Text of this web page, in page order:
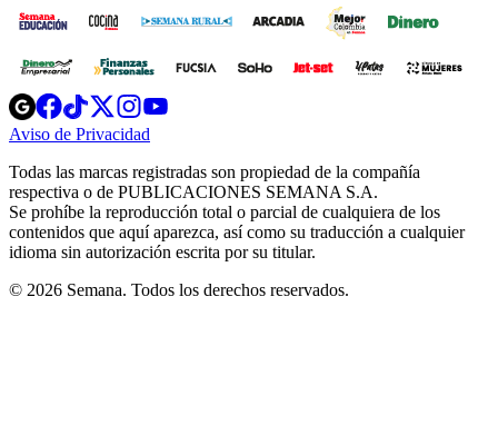
Opens
in
new
Opens
in
new
Opens
in
new
window
Opens
new
windowwindow
Aviso de Privacidad
new
window
Todas las marcas registradas son propiedad de la compañía
respectiva o de PUBLICACIONES SEMANA S.A.
Se prohíbe la reproducción total o parcial de cualquiera de los
contenidos que aquí aparezca, así como su traducción a cualquier
idioma sin autorización escrita por su titular.
© 2026 Semana. Todos los derechos reservados.